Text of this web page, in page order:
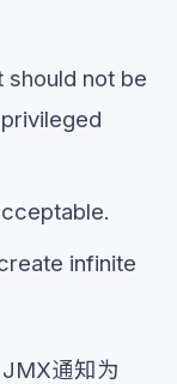
should not be
infinite
通知为